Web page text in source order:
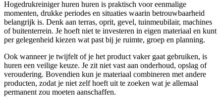
Hogedrukreiniger huren huren is praktisch voor eenmalige
momenten, drukke periodes en situaties waarin betrouwbaarheid
belangrijk is. Denk aan terras, oprit, gevel, tuinmeubilair, machines
of buitenterrein. Je hoeft niet te investeren in eigen materiaal en kunt
per gelegenheid kiezen wat past bij je ruimte, groep en planning.
Ook wanneer je twijfelt of je het product vaker gaat gebruiken, is
huren een veilige keuze. Je zit niet vast aan onderhoud, opslag of
veroudering. Bovendien kun je materiaal combineren met andere
producten, zodat je niet zelf hoeft uit te zoeken wat je allemaal
permanent zou moeten aanschaffen.